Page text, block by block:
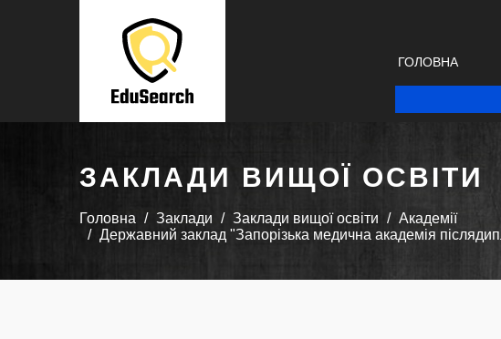
ГОЛОВНА
ЗАКЛАДИ ВИЩОЇ ОСВІТИ
Головна Заклади Заклади вищої освіти
Академії
Державний заклад "Запорізька медична академія